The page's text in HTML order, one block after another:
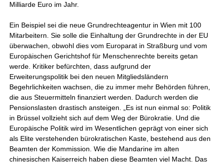
Milliarde Euro im Jahr.
Ein Beispiel sei die neue Grundrechteagentur in Wien mit 100
Mitarbeitern. Sie solle die Einhaltung der Grundrechte in der EU
überwachen, obwohl dies vom Europarat in Straßburg und vom
Europäischen Gerichtshof für Menschenrechte bereits getan
werde. Kritiker befürchten, dass aufgrund der
Erweiterungspolitik bei den neuen Mitgliedsländern
Begehrlichkeiten wachsen, die zu immer mehr Behörden führen,
die aus Steuermitteln finanziert werden. Dadurch werden die
Pensionslasten drastisch ansteigen. „Es ist nun einmal so: Politik
in Brüssel vollzieht sich auf dem Weg der Bürokratie. Und die
Europäische Politik wird im Wesentlichen geprägt von einer sich
als Elite verstehenden bürokratischen Kaste, bestehend aus den
Beamten der Kommission. Wie die Mandarine im alten
chinesischen Kaiserreich haben diese Beamten viel Macht. Das